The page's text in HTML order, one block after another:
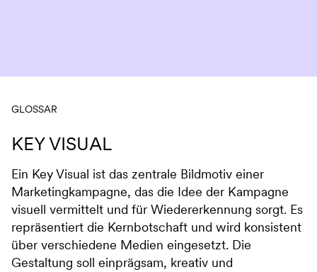
GLOSSAR
KEY VISUAL
Ein Key Visual ist das zentrale Bildmotiv einer
Marketingkampagne, das die Idee der Kampagne
visuell vermittelt und für Wiedererkennung sorgt. Es
repräsentiert die Kernbotschaft und wird konsistent
über verschiedene Medien eingesetzt. Die
Gestaltung soll einprägsam, kreativ und